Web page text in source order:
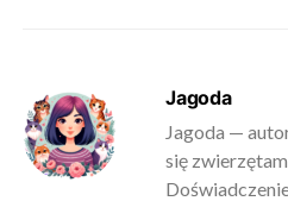
Jagoda
Jagoda —
się